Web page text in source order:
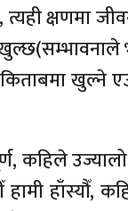
क्षणमा
खुल्ने
कहिले
हाँस्यौँ,